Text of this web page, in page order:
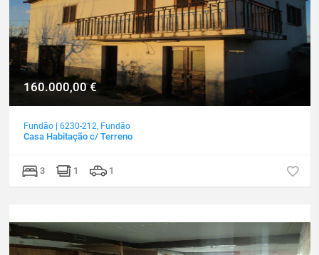
160.000,00€
Fundão | 6230-212 Fundão
Casa Habitação c/ Terreno
3 1 1